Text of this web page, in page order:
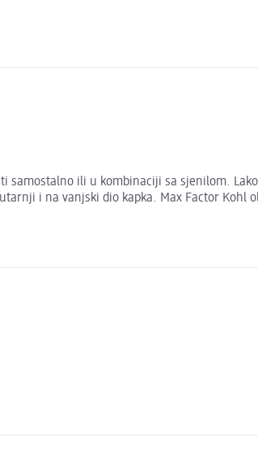
samostalno ili u kombinaciji sa sjenilom.
i na vanjski dio kapka. Max Factor